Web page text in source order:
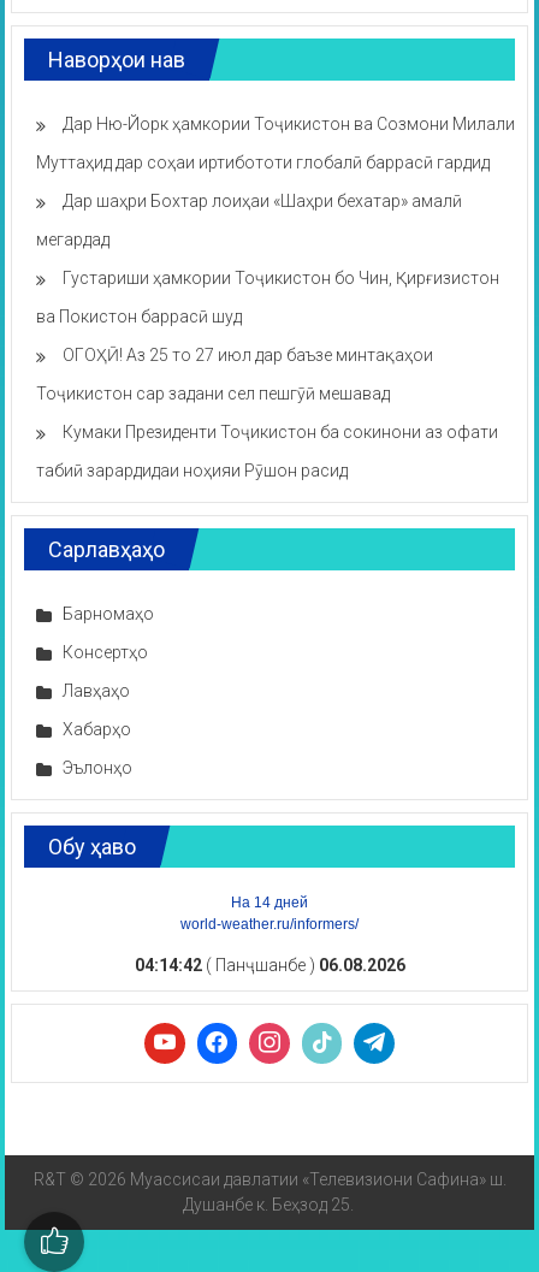
Наворҳои нав
Дар Ню-Йорк ҳамкории Тоҷикистон ва Созмони Милали
Муттаҳид дар соҳаи иртибототи глобалӣ баррасӣ гардид
Дар шаҳри Бохтар лоиҳаи «Шаҳри бехатар» амалӣ
мегардад
Густариши ҳамкории Тоҷикистон бо Чин, Қирғизистон
ва Покистон баррасӣ шуд
ОГОҲӢ! Аз 25 то 27 июл дар баъзе минтақаҳои
Тоҷикистон сар задани сел пешгӯӣ мешавад
Кумаки Президенти Тоҷикистон ба сокинони аз офати
табиӣ зарардидаи ноҳияи Рӯшон расид
Сарлавҳаҳо
Барномаҳо
Консертҳо
Лавҳаҳо
Хабарҳо
Эълонҳо
Обу ҳаво
На 14 дней
world-weather.ru/informers/
04:14:43( Панҷшанбе ) 06.08.2026
R&T © 2026 Муассисаи давлатии «Телевизиони Сафина» ш.
Душанбе к. Беҳзод 25.